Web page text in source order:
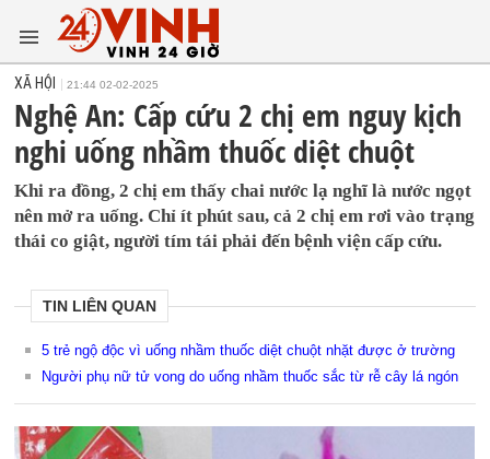
XÃ HỘI 21:44 02-02-2025
Nghệ An: Cấp cứu 2 chị em nguy kịch
nghi uống nhầm thuốc diệt chuột
Khi ra đồng, 2 chị em thấy chai nước lạ nghĩ là nước ngọt
nên mở ra uống. Chỉ ít phút sau, cả 2 chị em rơi vào trạng
thái co giật, người tím tái phải đến bệnh viện cấp cứu.
TIN LIÊN QUAN
5 trẻ ngộ độc vì uống nhầm thuốc diệt chuột nhặt được ở trường
Người phụ nữ tử vong do uống nhầm thuốc sắc từ rễ cây lá ngón